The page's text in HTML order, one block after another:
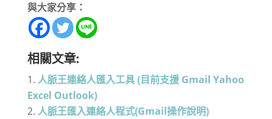
與大家分享：
相關文章:
人脈王連絡人匯入工具 (目前支援 Gmail Yahoo
Excel Outlook)
人脈王匯入連絡人程式(Gmail操作說明)